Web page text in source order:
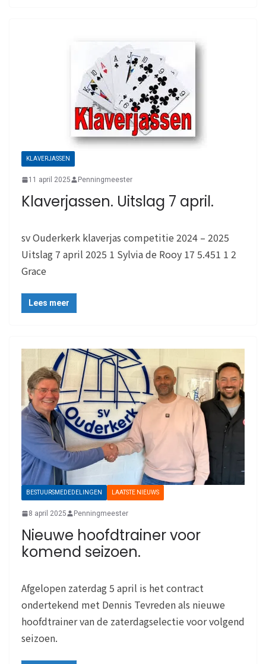
KLAVERJASSEN
11 april 2025 Penningmeester
Klaverjassen. Uitslag 7 april.
sv Ouderkerk klaverjas competitie 2024 – 2025
Uitslag 7 april 2025 1 Sylvia de Rooy 17 5.451 1 2
Grace
Lees meer
BESTUURSMEDEDELINGEN LAATSTE NIEUWS
8 april 2025 Penningmeester
Nieuwe hoofdtrainer voor
komend seizoen.
Afgelopen zaterdag 5 april is het contract
ondertekend met Dennis Tevreden als nieuwe
hoofdtrainer van de zaterdagselectie voor volgend
seizoen.